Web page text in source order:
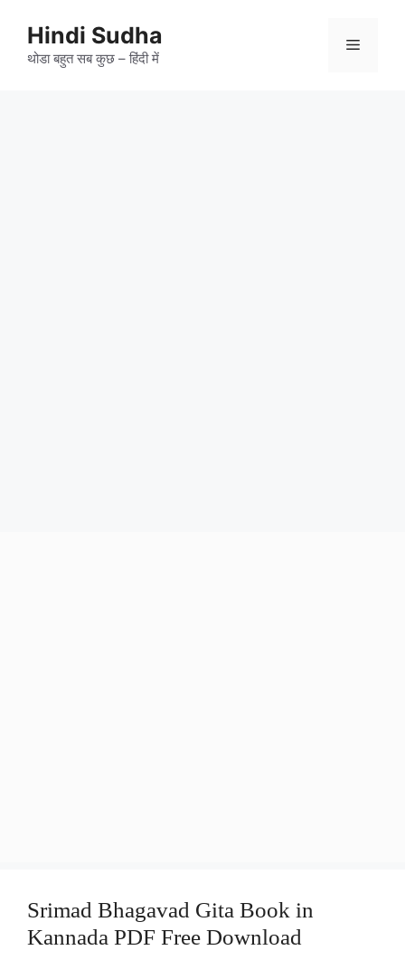
contentHindi Sudha
थोडा बहुत सब कुछ – हिंदी में
Menu
Srimad Bhagavad Gita Book in
Kannada PDF Free Download